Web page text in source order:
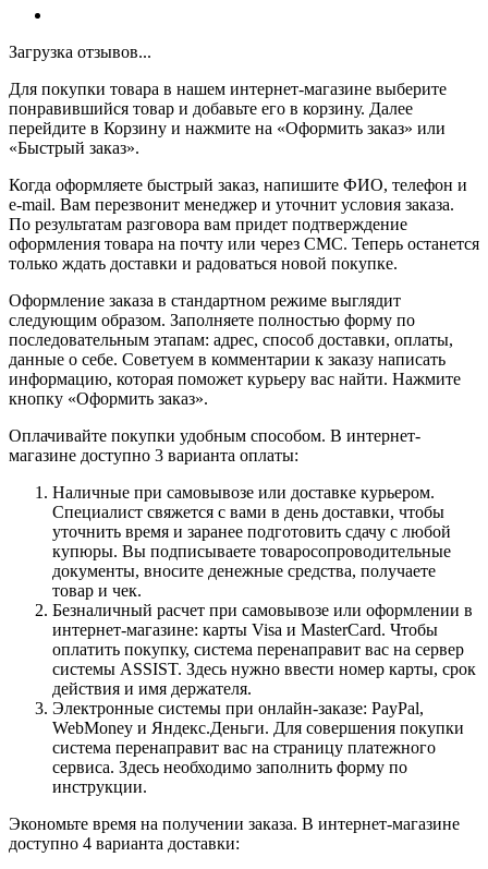
Загрузка отзывов...
Для покупки товара в нашем интернет-магазине выберите
понравившийся товар и добавьте его в корзину. Далее
перейдите в Корзину и нажмите на «Оформить заказ» или
«Быстрый заказ».
Когда оформляете быстрый заказ, напишите ФИО, телефон и
e-mail. Вам перезвонит менеджер и уточнит условия заказа.
По результатам разговора вам придет подтверждение
оформления товара на почту или через СМС. Теперь останется
только ждать доставки и радоваться новой покупке.
Оформление заказа в стандартном режиме выглядит
следующим образом. Заполняете полностью форму по
последовательным этапам: адрес, способ доставки, оплаты,
данные о себе. Советуем в комментарии к заказу написать
информацию, которая поможет курьеру вас найти. Нажмите
кнопку «Оформить заказ».
Оплачивайте покупки удобным способом. В интернет-
магазине доступно 3 варианта оплаты:
Наличные при самовывозе или доставке курьером.
Специалист свяжется с вами в день доставки, чтобы
уточнить время и заранее подготовить сдачу с любой
купюры. Вы подписываете товаросопроводительные
документы, вносите денежные средства, получаете
товар и чек.
Безналичный расчет при самовывозе или оформлении в
интернет-магазине: карты Visa и MasterCard. Чтобы
оплатить покупку, система перенаправит вас на сервер
системы ASSIST. Здесь нужно ввести номер карты, срок
действия и имя держателя.
Электронные системы при онлайн-заказе: PayPal,
WebMoney и Яндекс.Деньги. Для совершения покупки
система перенаправит вас на страницу платежного
сервиса. Здесь необходимо заполнить форму по
инструкции.
Экономьте время на получении заказа. В интернет-магазине
доступно 4 варианта доставки: